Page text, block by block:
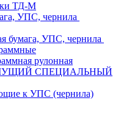
ТД-М
УПС, чернила
бумага, УПС, чернила
рулонная
СПЕЦИАЛЬНЫЙ
к УПС (чернила)